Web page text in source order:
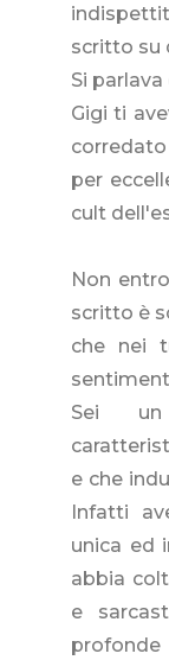
scritto su
Si
Gigi ti
per
cult
Non
scritto è
che nei
Sei un
e che
Infatti
unica ed
abbia
e